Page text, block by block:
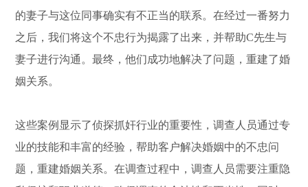
的妻子与这位同事确实有不正当的联系。在经过一番努力
之后，我们将这个不忠行为揭露了出来，并帮助C先生与
妻子进行沟通。最终，他们成功地解决了问题，重建了婚
姻关系。
这些案例显示了侦探抓奸行业的重要性，调查人员通过专
业的技能和丰富的经验，帮助客户解决婚姻中的不忠问
题，重建婚姻关系。在调查过程中，调查人员需要注重隐